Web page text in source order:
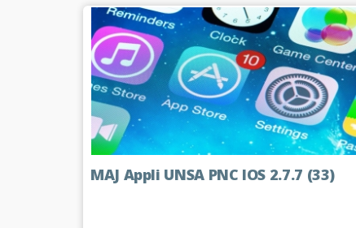
MAJ Appli UNSA PNC IOS 2.7.7 (33)